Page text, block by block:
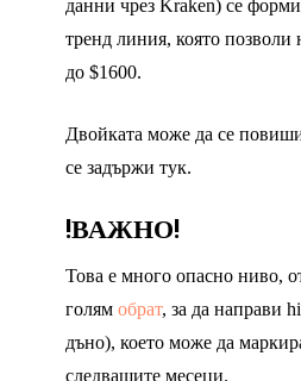
данни чрез Kraken) се
тренд линия, която позволи
до $1600.
Двойката може да се
се задържи тук.
!ВАЖНО!
Това е много опасно ниво,
голям обрат, за да направи
дъно), което може да
следващите месеци.